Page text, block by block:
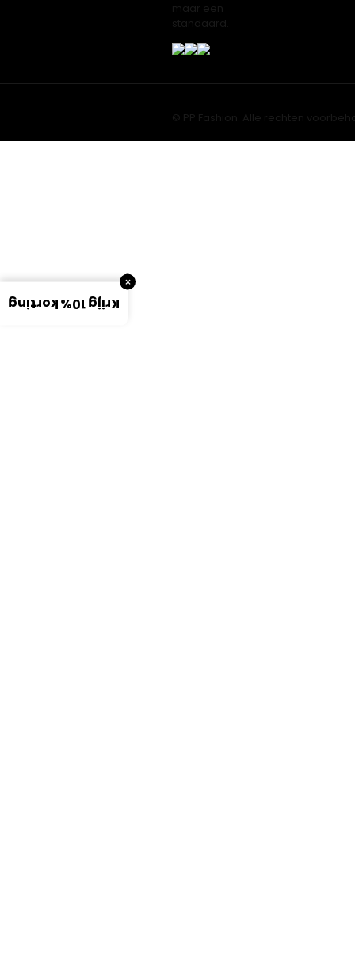
maar een
standaard.
© PP Fashion. Alle rechten
Krijg 10% korting
×